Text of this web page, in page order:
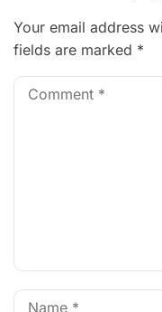
Your email address
fields are marked *